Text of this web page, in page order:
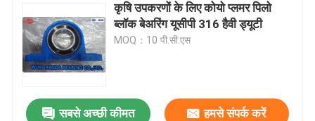
कृषि उपकरणों के लिए कोयो प्लमर पिलो
ब्लॉक बेअरिंग यूसीपी 316 हैवी ड्यूटी
MOQ：10 पी.सी.एस
सबसे अच्छी कीमत हमसे संपर्क करें